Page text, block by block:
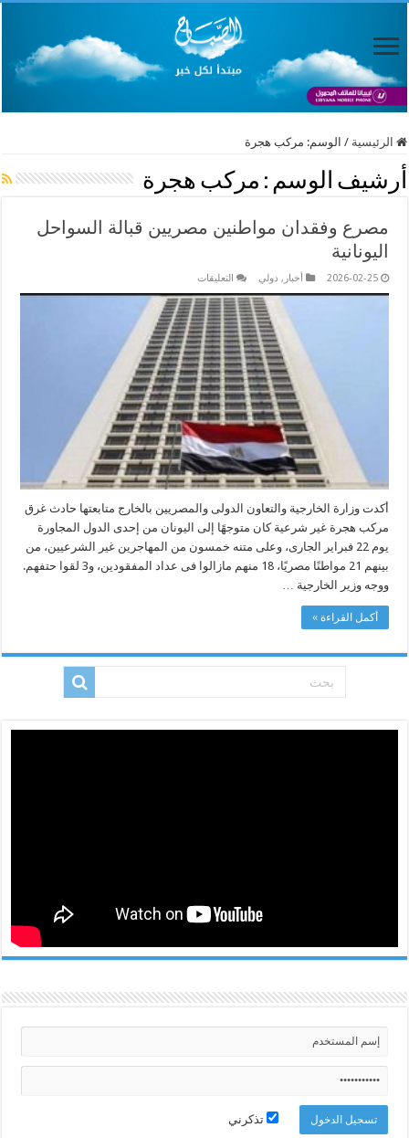
الرئيسية / الوسم: مركب هجرة
أرشيف الوسم : مركب هجرة
مصرع وفقدان مواطنين مصريين قبالة السواحل
اليونانية
2026-02-25 أخبار , دولي التعليقات
وفقدان
مواطنين
مصريين
قبالة
السواحل
اليونانية
مغلقة
أكدت وزارة الخارجية والتعاون الدولى والمصريين بالخارج متابعتها حادث غرق
مركب هجرة غير شرعية كان متوجهًا إلى اليونان من إحدى الدول المجاورة
يوم 22 فبراير الجارى، وعلى متنه خمسون من المهاجرين غير الشرعيين، من
بينهم 21 مواطنًا مصريًا، 18 منهم مازالوا فى عداد المفقودين، و3 لقوا حتفهم.
ووجه وزير الخارجية …
أكمل القراءة »
تذكرني